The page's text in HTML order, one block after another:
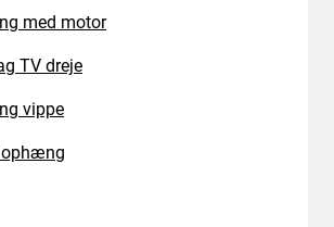
med motor
TV dreje
vippe
ophæng